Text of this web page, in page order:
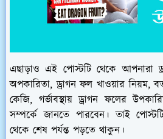
এছাড়াও এই পোস্টটি থেকে আপনারা
অপকারিতা, ড্রাগন ফল খাওয়ার নিয়ম,
কেজি, গর্ভাবস্থায় ড্রাগন ফলের
সম্পর্কে জানতে পারবেন। তাই
থেকে শেষ পর্যন্ত পড়তে থাকুন।